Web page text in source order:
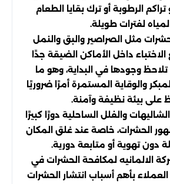
الرطوبة أو ترك بقايا الطعام
لفترات طويلة.
مثل الصراصير والبق والنمل
داخل الأماكن الضيقة جدًا
تلاحظ وجودها في البداية، وهو ما
والوقاية المستمرة أمرًا ضروريًا
على بيئة نظيفة وآمنة.
والفلل الساحلية دورًا كبيرًا
الحشرات، خاصة عند غلق المكان
دون تهوية أو متابعة دورية.
الالمانيه لمكافحة الحشرات في
العملاء بأهم أسباب انتشار الحشرات